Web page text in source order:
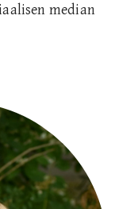
median